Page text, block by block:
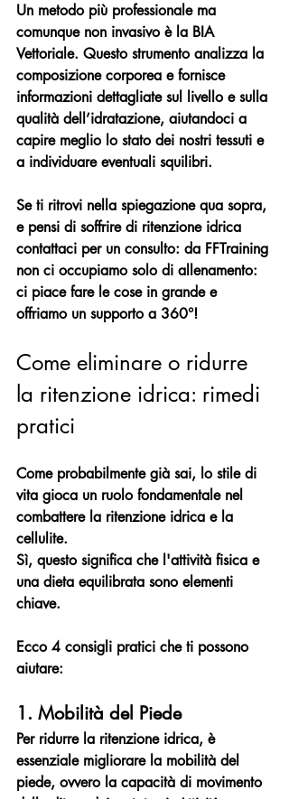
Un metodo più professionale ma
comunque non invasivo è la BIA
Vettoriale. Questo strumento analizza la
composizione corporea e fornisce
informazioni dettagliate sul livello e sulla
qualità dell’idratazione, aiutandoci a
capire meglio lo stato dei nostri tessuti e
a individuare eventuali squilibri.
Se ti ritrovi nella spiegazione qua sopra,
e pensi di soffrire di ritenzione idrica
contattaci per un consulto: da FFTraining
non ci occupiamo solo di allenamento:
ci piace fare le cose in grande e
offriamo un supporto a 360°!
Come eliminare o ridurre
la ritenzione idrica: rimedi
pratici
Come probabilmente già sai, lo stile di
vita gioca un ruolo fondamentale nel
combattere la ritenzione idrica e la
cellulite.
Sì, questo significa che l'attività fisica e
una dieta equilibrata sono elementi
chiave.
Ecco 4 consigli pratici che ti possono
aiutare:
1. Mobilità del Piede
Per ridurre la ritenzione idrica, è
essenziale migliorare la mobilità del
piede, ovvero la capacità di movimento